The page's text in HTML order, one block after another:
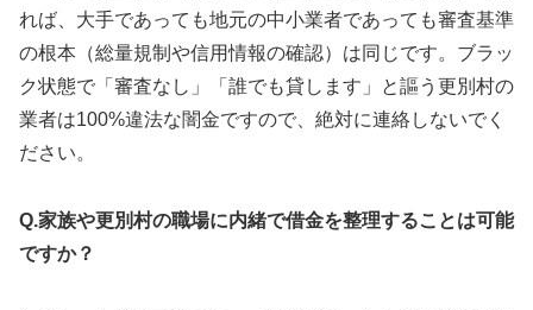
れば、大手であっても地元の中小業者であっても審査基準
の根本（総量規制や信用情報の確認）は同じです。ブラッ
ク状態で「審査なし」「誰でも貸します」と謳う更別村の
業者は100%違法な闇金ですので、絶対に連絡しないでく
ださい。
Q.家族や更別村の職場に内緒で借金を整理することは可能
ですか？